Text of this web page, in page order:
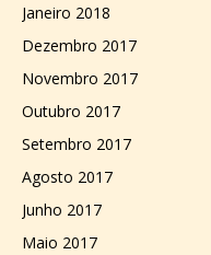
Janeiro 2018
Dezembro 2017
Novembro 2017
Outubro 2017
Setembro 2017
Agosto 2017
Junho 2017
Maio 2017